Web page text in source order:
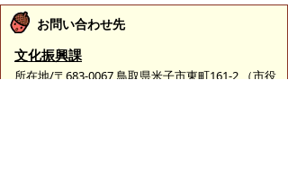
お問い合わせ先
文化振興課
所在地/〒683-0067 鳥取県米子市東町161-2 （市役